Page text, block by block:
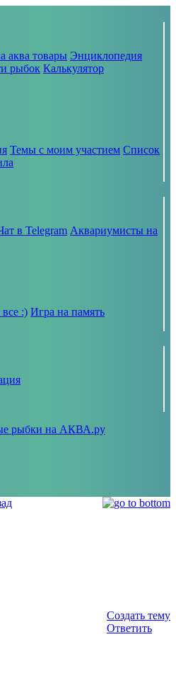
аква товары Энциклопедия
рыбок Калькулятор
Темы с моим участием Список
в Telegram Аквариумисты на
:) Игра на память
Создать тему
Ответить